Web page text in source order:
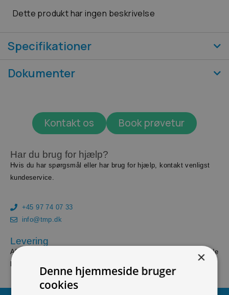
Dette produkt har ingen beskrivelse
Specifikationer
Dokumenter
Kontakt os Book prøvetur
Har du brug for hjælp?
Hvis du har spørgsmål eller har brug for hjælp, kontakt venligst
kundeservice.
+45 97 74 07 33
info@tmp.dk
Levering
Afslut din ordre inden 14.00, og vi leverer dine vare først følgende
×
Denne hjemmeside bruger
cookies